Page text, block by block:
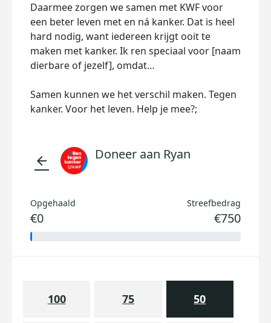
Daarmee zorgen we samen met KWF voor
een beter leven met en ná kanker. Dat is heel
hard nodig, want iedereen krijgt ooit te
maken met kanker. Ik ren speciaal voor [naam
dierbare of jezelf], omdat…
Samen kunnen we het verschil maken. Tegen
kanker. Voor het leven. Help je mee?;
arrow_back Doneer aan Ryan
Opgehaald
€0
Streefbedrag
€750
100 75 50